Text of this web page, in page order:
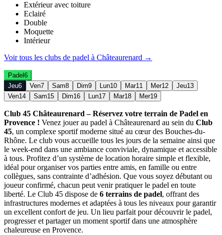
Extérieur avec toiture
Eclairé
Double
Moquette
Intérieur
Voir tous les clubs de padel à Châteaurenard →
Padel 6
Jeu6 Ven7 Sam8 Dim9 Lun10 Mar11 Mer12 Jeu13
Ven14 Sam15 Dim16 Lun17 Mar18 Mer19
Club 45 Châteaurenard – Réservez votre terrain de Padel en
Provence ! Venez jouer au padel à Châteaurenard au sein du Club
45, un complexe sportif moderne situé au cœur des Bouches-du-
Rhône. Le club vous accueille tous les jours de la semaine ainsi que
le week-end dans une ambiance conviviale, dynamique et accessible
à tous. Profitez d’un système de location horaire simple et flexible,
idéal pour organiser vos parties entre amis, en famille ou entre
collègues, sans contrainte d’adhésion. Que vous soyez débutant ou
joueur confirmé, chacun peut venir pratiquer le padel en toute
liberté. Le Club 45 dispose de 6 terrains de padel, offrant des
infrastructures modernes et adaptées à tous les niveaux pour garantir
un excellent confort de jeu. Un lieu parfait pour découvrir le padel,
progresser et partager un moment sportif dans une atmosphère
chaleureuse en Provence.